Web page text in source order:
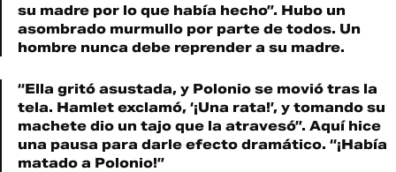
su madre por lo que había hecho”. Hubo un
asombrado murmullo por parte de todos. Un
hombre nunca debe reprender a su madre.
“Ella gritó asustada, y Polonio se movió tras la
tela. Hamlet exclamó, ‘¡Una rata!’, y tomando su
machete dio un tajo que la atravesó”. Aquí hice
una pausa para darle efecto dramático. “¡Había
matado a Polonio!”